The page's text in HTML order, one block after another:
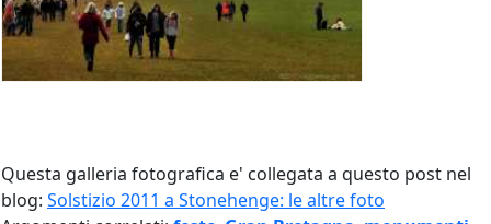
Questa galleria fotografica e' collegata a questo post nel
blog: Solstizio 2011 a Stonehenge: le altre foto